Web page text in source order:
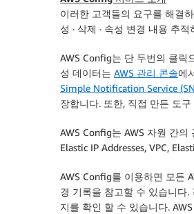
이러한 고객들의 요구를 해결
성 · 삭제 · 속성 변경 내용 추
AWS Config는 단 두번의 클릭
성 데이터는 AWS 관리 콘솔에
Simple Notification Service
장합니다. 또한, 직접 만든 도
AWS Config는 AWS 자원 간
Elastic IP Addresses, VPC,
AWS Config를 이용하면 모든
경 기록을 참고할 수 있습니다
지를 확인 할 수 있습니다.